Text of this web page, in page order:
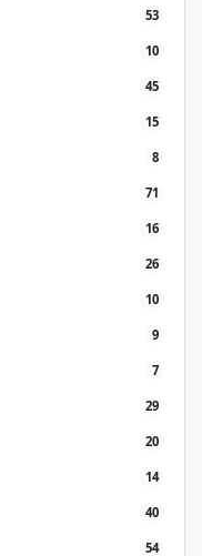
53
10
45
15
8
71
16
26
10
9
7
29
20
14
40
54